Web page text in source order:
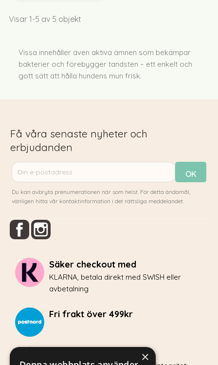
Visar 1-5 av 5 objekt
Vissa innehåller även aktiva ämnen som bekämpar
bakterier och förebygger tandsten – ett enkelt och
gott sätt att hålla hundens mun frisk.
Få våra senaste nyheter och
erbjudanden
Du kan avbryta prenumerationen när som helst. För detta ändamål,
vänligen hitta vår kontaktinformation i det rättsliga meddelandet.
Facebook
Säker checkout med
KLARNA, betala direkt med SWISH eller
avbetalning
Fri frakt över 499kr
×